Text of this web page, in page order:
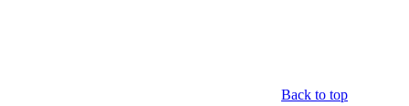
Back to top